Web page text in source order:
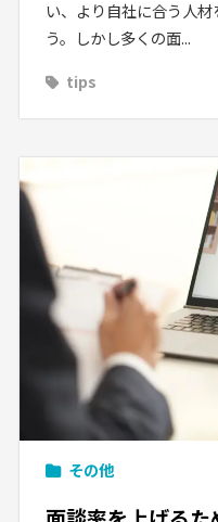
い、より自社に合う人
う。しかし多くの面...
tips
その他